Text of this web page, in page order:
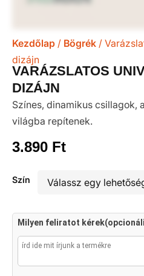
Kezdőlap / Bögrék /
dizájn
VARÁZSLATOS
DIZÁJN
Színes, dinamikus csillagok,
világba repítenek.
3.890 Ft
Szín
Milyen feliratot